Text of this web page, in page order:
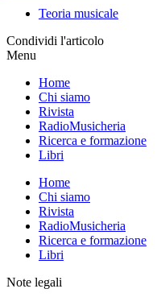
Teoria musicale
Condividi l'articolo
Menu
Home
Chi siamo
Rivista
RadioMusicheria
Ricerca e formazione
Libri
Home
Chi siamo
Rivista
RadioMusicheria
Ricerca e formazione
Libri
Note legali